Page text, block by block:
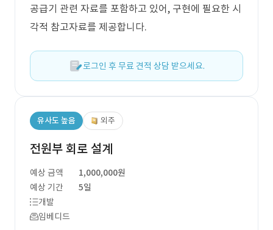
공급기 관련 자료를 포함하고 있어, 구현에 필요한 시
각적 참고자료를 제공합니다.
로그인 후 무료 견적 상담 받으세요.
유사도 높음 외주
전원부 회로 설계
예상 금액
1,000,000원
예상 기간
5일
개발
임베디드